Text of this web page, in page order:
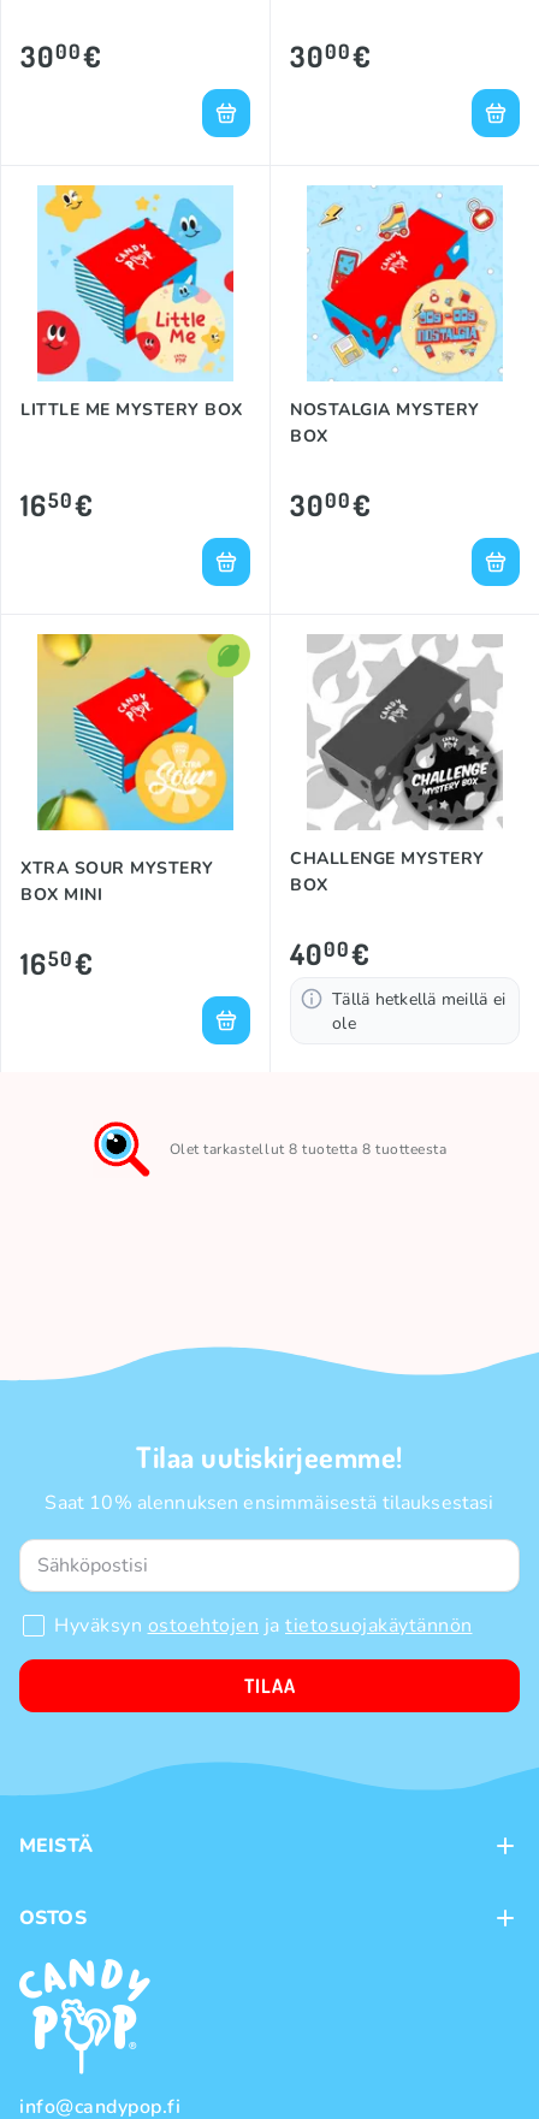
3000€ 3000€
LITTLE ME MYSTERY BOX
1650€
NOSTALGIA MYSTERY
BOX
3000€
XTRA SOUR MYSTERY
BOX MINI
1650€
CHALLENGE MYSTERY
BOX
4000€
Tällä hetkellä meillä ei
ole
Olet tarkastellut 8 tuotetta 8 tuotteesta
Tilaa uutiskirjeemme!
Saat 10% alennuksen ensimmäisestä tilauksestasi
Hyväksyn ostoehtojen ja tietosuojakäytännön
TILAA
MEISTÄ
Kanta-asiakasohjelma
Tuotemerkit
OSTOS
Maksutavat
Toimitustavat
Käyttöehdot
Tietosuojakäytäntö
info@candypop.fi